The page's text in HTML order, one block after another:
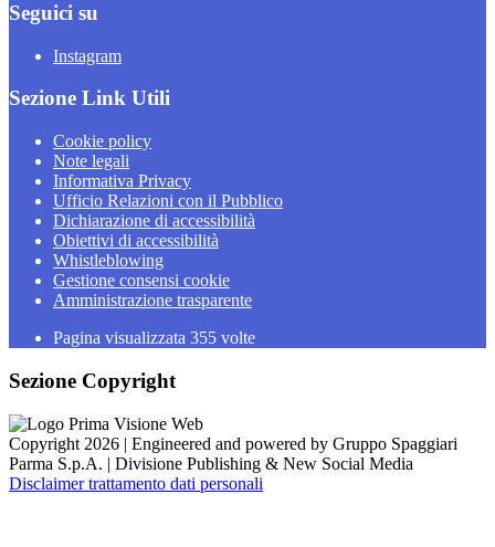
Seguici su
Instagram
Sezione Link Utili
Cookie policy
Note legali
Informativa Privacy
Ufficio Relazioni con il Pubblico
Dichiarazione di accessibilità
Obiettivi di accessibilità
Whistleblowing
Gestione consensi cookie
Amministrazione trasparente
Pagina visualizzata 355 volte
Sezione Copyright
Copyright 2026 | Engineered and powered by Gruppo Spaggiari
Parma S.p.A. | Divisione Publishing & New Social Media
Disclaimer trattamento dati personali